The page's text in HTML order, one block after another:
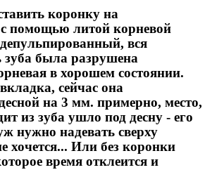
коронку на
помощью литой корневой
вся
зуба была разрушена
в хорошем состоянии.
сейчас она
на 3 мм. примерно, место,
из зуба ушло под десну - его
нужно надевать сверху
хочется... Или без коронки
время отклеится и